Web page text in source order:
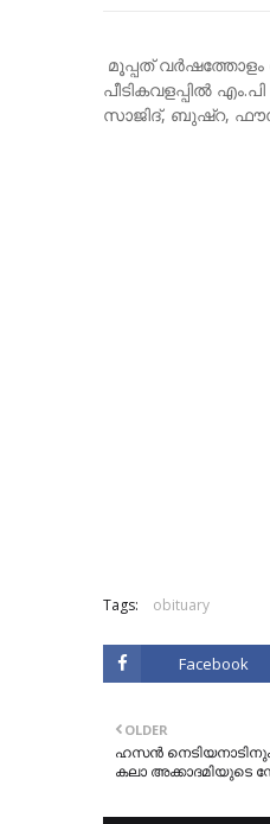
മൂപ്പത് വർഷത്തോളം
പീടികവളപ്പിൽ
സാജിദ്, ബുഷ്‌റ,
Tags: obituary
Facebook
OLDER
ഹസൻ നെടിയനാടിനും
കലാ അക്കാദമിയുടെ